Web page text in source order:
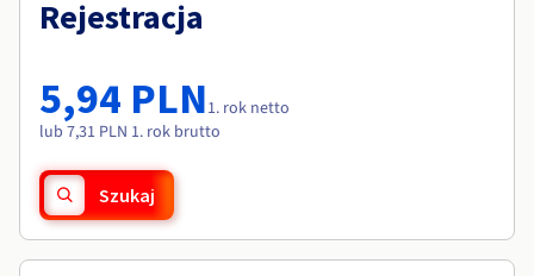
Cennik
Roadmap & Changelog
Monitorowanie
Roadmap & Changelog
Roadmap & Changelog
Roadmap & Changelog
Roadmap & Changelog
Rejestracja
5,94 PLN1. rok netto
lub 7,31 PLN 1. rok brutto
Szukaj